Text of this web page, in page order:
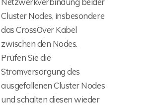
Cluster Nodes, insbesondere
das CrossOver Kabel
zwischen den Nodes.
Prüfen Sie die
Stromversorgung des
ausgefallenen Cluster Nodes
und schalten diesen wieder